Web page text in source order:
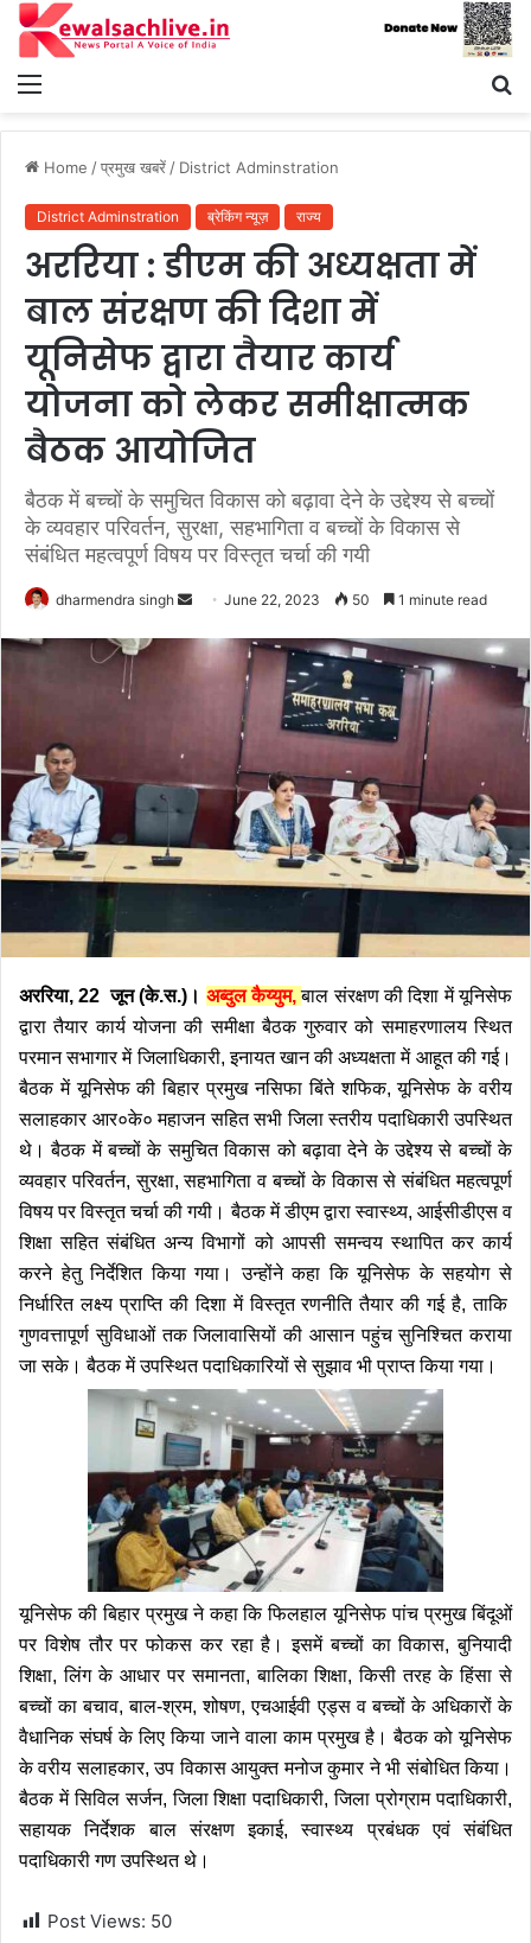
Menu
Home /प्रमुख खबरें/ District Adminstration
District Adminstration ब्रेकिंग न्यूज़ राज्य
अररिया : डीएम की अध्यक्षता में
बाल संरक्षण की दिशा में
यूनिसेफ द्वारा तैयार कार्य
योजना को लेकर समीक्षात्मक
बैठक आयोजित
बैठक में बच्चों के समुचित विकास को बढ़ावा देने के उद्देश्य से बच्चों
के व्यवहार परिवर्तन, सुरक्षा, सहभागिता व बच्चों के विकास से
संबंधित महत्वपूर्ण विषय पर विस्तृत चर्चा की गयी
dharmendra singh
Send
email
June 22, 2023 50 1 minute read
अररिया, 22 जून (के.स.)। अब्दुल कैय्युम,बाल संरक्षण की दिशा में यूनिसेफ
द्वारा तैयार कार्य योजना की समीक्षा बैठक गुरुवार को समाहरणालय स्थित
परमान सभागार में जिलाधिकारी, इनायत खान की अध्यक्षता में आहूत की गई।
बैठक में यूनिसेफ की बिहार प्रमुख नसिफा बिंते शफिक, यूनिसेफ के वरीय
सलाहकार आर०के० महाजन सहित सभी जिला स्तरीय पदाधिकारी उपस्थित
थे। बैठक में बच्चों के समुचित विकास को बढ़ावा देने के उद्देश्य से बच्चों के
व्यवहार परिवर्तन, सुरक्षा, सहभागिता व बच्चों के विकास से संबंधित महत्वपूर्ण
विषय पर विस्तृत चर्चा की गयी। बैठक में डीएम द्वारा स्वास्थ्य, आईसीडीएस व
शिक्षा सहित संबंधित अन्य विभागों को आपसी समन्वय स्थापित कर कार्य
करने हेतु निर्देशित किया गया। उन्होंने कहा कि यूनिसेफ के सहयोग से
निर्धारित लक्ष्य प्राप्ति की दिशा में विस्तृत रणनीति तैयार की गई है, ताकि
गुणवत्तापूर्ण सुविधाओं तक जिलावासियों की आसान पहुंच सुनिश्चित कराया
जा सके। बैठक में उपस्थित पदाधिकारियों से सुझाव भी प्राप्त किया गया।
यूनिसेफ की बिहार प्रमुख ने कहा कि फिलहाल यूनिसेफ पांच प्रमुख बिंदूओं
पर विशेष तौर पर फोकस कर रहा है। इसमें बच्चों का विकास, बुनियादी
शिक्षा, लिंग के आधार पर समानता, बालिका शिक्षा, किसी तरह के हिंसा से
बच्चों का बचाव, बाल-श्रम, शोषण, एचआईवी एड्स व बच्चों के अधिकारों के
वैधानिक संघर्ष के लिए किया जाने वाला काम प्रमुख है। बैठक को यूनिसेफ
के वरीय सलाहकार, उप विकास आयुक्त मनोज कुमार ने भी संबोधित किया।
बैठक में सिविल सर्जन, जिला शिक्षा पदाधिकारी, जिला प्रोग्राम पदाधिकारी,
सहायक निर्देशक बाल संरक्षण इकाई, स्वास्थ्य प्रबंधक एवं संबंधित
पदाधिकारी गण उपस्थित थे।
Post Views: 50